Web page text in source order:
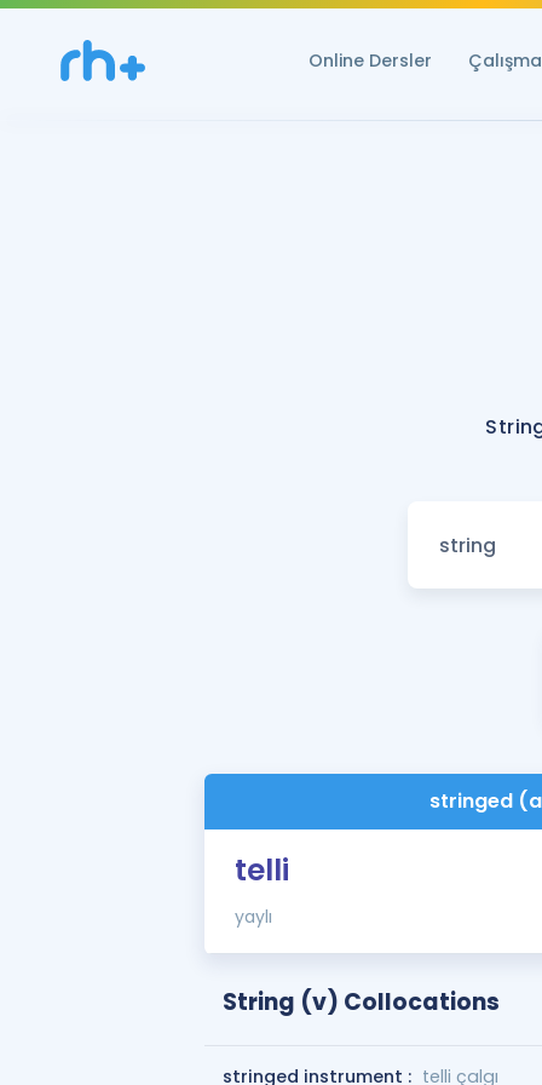
Online Dersler
stringed
telli
yaylı
String (v) Collocations
stringed instrument : telli çalgı